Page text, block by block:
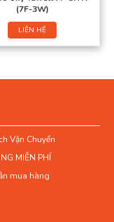
(7F-3W)
LIÊN HỆ
Vận Chuyển
MIỄN PHÍ
mua hàng